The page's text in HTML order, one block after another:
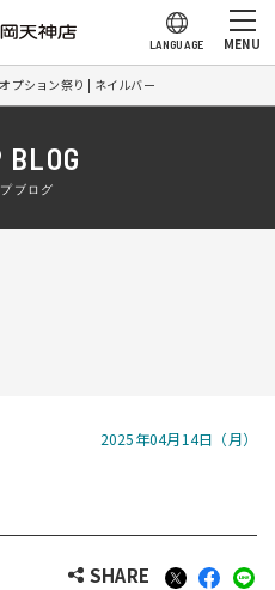
LANGUAGE MENU
プション祭り | ネイルバー
BLOG
ブログ
2025年04月14日（月）
SHARE